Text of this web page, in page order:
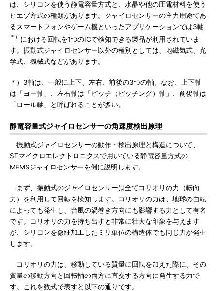
は、シリコンを使う静電容量方式と、水晶や他の圧電材料を使う
ピエゾ方式の種類があります。ジャイロセンサーの主力用途であ
るスマートフォンやゲーム機といったアプリケーションでは3軸
＊） における回転を1つのICで検知できる製品が利用されていま
す。振動式ジャイロセンサー以外の種別としては、地磁気式、光
学式、機械式などがあります。
＊）3軸は、一般に上下、左右、前後の3つの軸。なお、上下軸
は「ヨー軸」、左右軸は「ピッチ（ピッチング）軸」、前後軸は
「ロール軸」と呼ばれることが多い。
静電容量式ジャイロセンサーの角速度検出原理
振動式ジャイロセンサーの動作・検出原理と構造について、
STマイクロエレクトロニクスで用いている静電容量方式の
MEMSジャイロセンサーを例に説明します。
まず、振動式のジャイロセンサーは全てコリオリの力（転向
力）を利用して回転を検知します。コリオリの力は、地球の自転
によっても発生し、台風の渦巻き方向にも影響する力として有名
です。コリオリの力を持ち出すと非常に壮大な印象を与えます
が、シリコンを微細加工したミリ単位の構造体でも同じ力が発生
します。
コリオリの力は、移動している質量に回転を加えた際に、その
質量の移動方向と回転軸の両方に直交する方向に発生する力で
す。これを数式で表すと以下の通りです。